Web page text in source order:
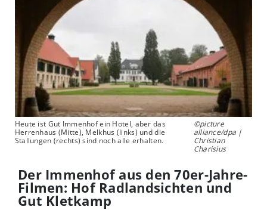
Heute ist Gut Immenhof ein Hotel, aber das
Herrenhaus (Mitte), Melkhus (links) und die
Stallungen (rechts) sind noch alle erhalten.
©picture
alliance/dpa |
Christian
Charisius
Der Immenhof aus den 70er-Jahre-
Filmen: Hof Radlandsichten und
Gut Kletkamp